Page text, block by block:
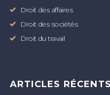
Droit des affaires
Droit des sociétés
Droit du travail
ARTICLES RÉCENTS